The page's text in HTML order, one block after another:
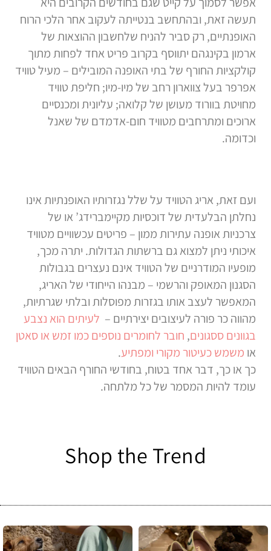
תעשה זאת, ובהתחשב בנטייתה לעקוב אחר הלכי הרוח
האופנתיים, רק סביר להניח שלחשבון ההוצאות של
ארמון בקינגהם יתווסף בקרוב פריט אחד לפחות מתוך
קולקציות החורף של בתי האופנה המובילים – מעיל טוויד
אפרפר בעל צווארון רחב של מיו-מיו; חליפת טוויד
מחויטת בוורוד מעושן של קלואה; עליונית ומכנסיים
ארוכים ומתרחבים מטוויד חום-אדמדם של שאנל
וכדומה.
ועם זאת, אריג הטוויד על שלל נגזרותיו האופנתיות אינו
נחלתן הבלעדית של דוכסיות מקיימברידג’ או של
צרכניות אופנה עתירות ממון – פריטים עכשוויים מטוויד
איכותי ניתן למצוא גם ברשתות הגדולות. יתרה מכך,
מופעיו המודרניים של הטוויד אינם נעצרים בגבולות
הסגנון המאופק והרשמי – מבנהו הייחודי של האריג,
המאפשר לעצב אותו בגזרות מפוסלות ובלתי שגרתיות,
מהווה כר פורה לעיצובים יצירתיים – לעיתים הוא נצבע
בגוונים ססגונים, חובר לחומרים נוספים כמו זמש או סאטן
או משמש כעיטור מקורי ומפתיע.
כך או כך, דבר אחד בטוח, בחודשי החורף הבאים הטוויד
עומד להיות המסמר של כל מלתחה.
Shop the Trend